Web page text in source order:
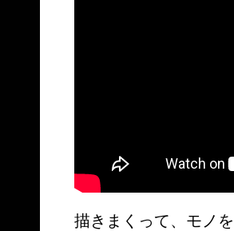
描きまくって、モノ